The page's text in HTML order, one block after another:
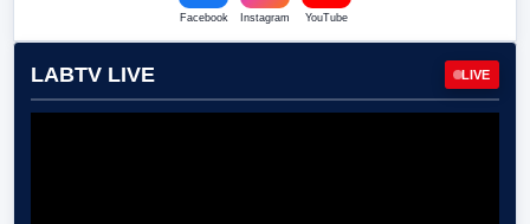
Facebook Instagram YouTube
LABTV LIVE LIVE